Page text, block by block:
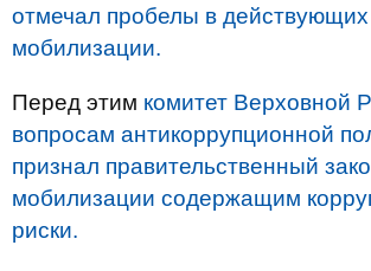
отмечал пробелы в
мобилизации.
Перед этим комитет Верховной
вопросам антикоррупционной
признал правительственный
мобилизации содержащим
риски.